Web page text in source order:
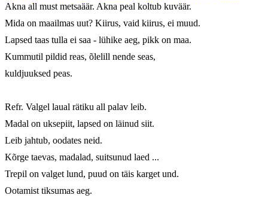
Akna all must metsaäär. Akna peal koltub kuväär.
Mida on maailmas uut? Kiirus, vaid kiirus, ei muud.
Lapsed taas tulla ei saa - lühike aeg, pikk on maa.
Kummutil pildid reas, õlelill nende seas,
kuldjuuksed peas.
Refr. Valgel laual rätiku all palav leib.
Madal on uksepiit, lapsed on läinud siit.
Leib jahtub, oodates neid.
Kõrge taevas, madalad, suitsunud laed ...
Trepil on valget lund, puud on täis karget und.
Ootamist tiksumas aeg.